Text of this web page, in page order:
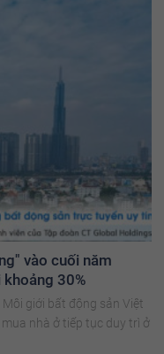
vào cuối năm
30%
giới bất động sản Việt
nhà ở tiếp tục duy trì ở